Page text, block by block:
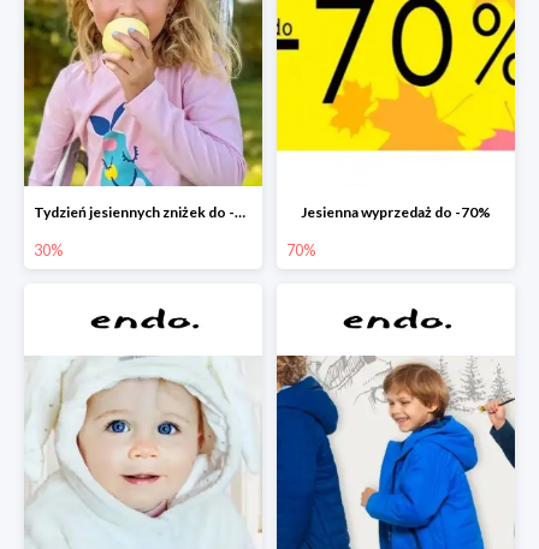
Tydzień jesiennych zniżek do -30%
30%
Jesienna wyprzedaż do -70%
70%